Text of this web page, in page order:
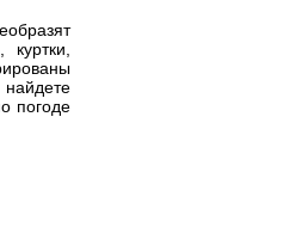
погоде